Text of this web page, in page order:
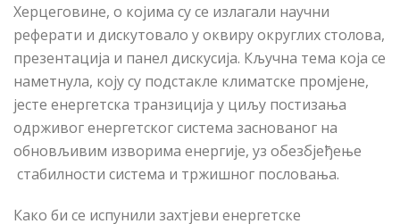
Херцеговине, о којима су се излагали научни
реферати и дискутовало у оквиру округлих столова,
презентација и панел дискусија. Кључна тема која се
наметнула, коју су подстакле климатске промјене,
јесте енергетска транзиција у циљу постизања
одрживог енергетског система заснованог на
обновљивим изворима енергије, уз обезбјеђење
стабилности система и тржишног пословања.
Како би се испунили захтјеви енергетске